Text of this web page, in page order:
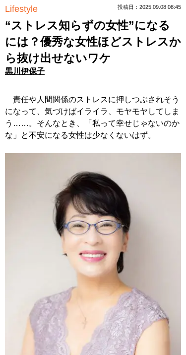
Lifestyle 投稿日：2025.09.08 08:45
“ストレス知らずの女性”になる
には？優秀な女性ほどストレスか
ら抜け出せないワケ
黒川伊保子
責任や人間関係のストレスに押しつぶされそう
になって、気づけばイライラ、モヤモヤしてしま
う……。そんなとき、「私って幸せじゃないのか
な」と不安になる女性は少なくないはず。